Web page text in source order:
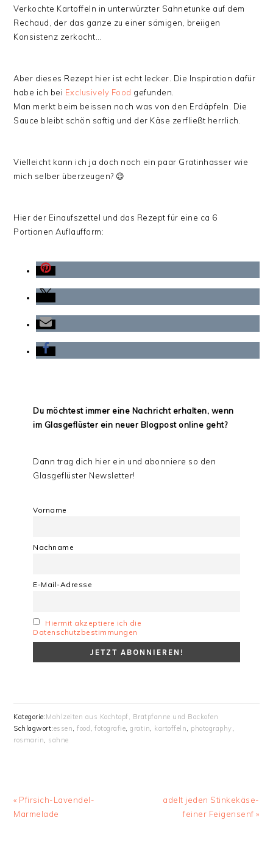
Verkochte Kartoffeln in unterwürzter Sahnetunke auf dem
Rechaud, der das ganze zu einer sämigen, breiigen
Konsistenz zerkocht…
Aber dieses Rezept hier ist echt lecker. Die Inspiration dafür
habe ich bei Exclusively Food gefunden.
Man merkt beim beissen noch was von den Erdäpfeln. Die
Sauce bleibt schön saftig und der Käse zerfließt herrlich.
Vielleicht kann ich ja doch noch ein paar Gratinhasser wie
mich selber überzeugen? 😉
Hier der Einaufszettel und das Rezept für eine ca 6
Portionen Auflaufform:
Du möchtest immer eine Nachricht erhalten, wenn
im Glasgeflüster ein neuer Blogpost online geht?
Dann trag dich hier ein und abonniere so den
Glasgeflüster Newsletter!
Vorname
Nachname
E-Mail-Adresse
Hiermit akzeptiere ich die
Datenschutzbestimmungen
Kategorie:Mahlzeiten aus Kochtopf, Bratpfanne und Backofen
Schlagwort:essen,food ,fotografie,gratin, kartoffeln, photography,
rosmarin, sahne
Vorheriger
Beitrag:
« Pfirsich-Lavendel-
Marmelade
Nächster
Beitrag:
adelt jeden Stinkekäse-
feiner Feigensenf »